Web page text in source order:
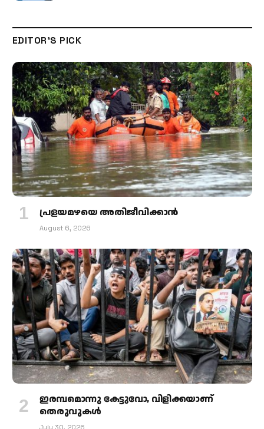
EDITOR'S PICK
പ്രളയമഴയെ അതിജീവിക്കാന്‍
August 6, 2026
ഇരമ്പമൊന്നു കേട്ടുവോ, വിളിക്കയാണ്
തെരുവുകള്‍
July 30, 2026